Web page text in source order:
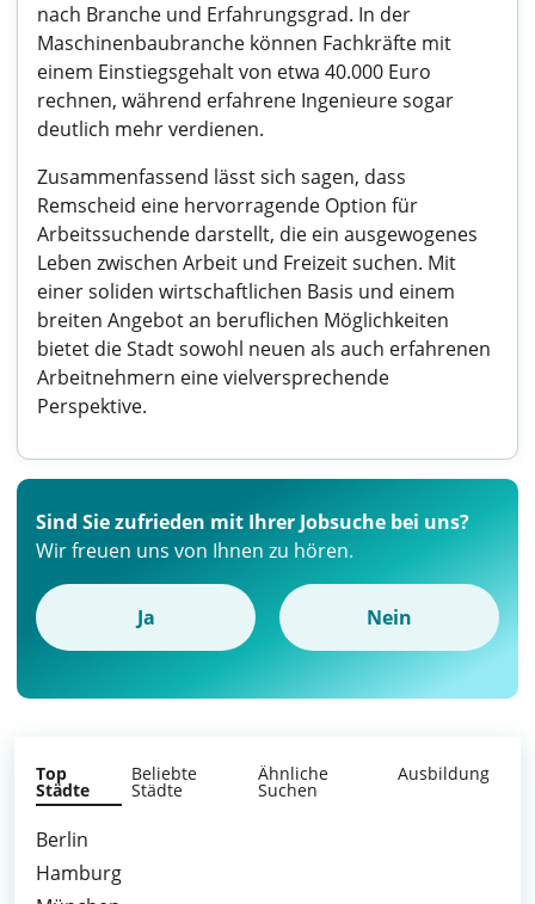
nach Branche und Erfahrungsgrad. In der
Maschinenbaubranche können Fachkräfte mit
einem Einstiegsgehalt von etwa 40.000 Euro
rechnen, während erfahrene Ingenieure sogar
deutlich mehr verdienen.
Zusammenfassend lässt sich sagen, dass
Remscheid eine hervorragende Option für
Arbeitssuchende darstellt, die ein ausgewogenes
Leben zwischen Arbeit und Freizeit suchen. Mit
einer soliden wirtschaftlichen Basis und einem
breiten Angebot an beruflichen Möglichkeiten
bietet die Stadt sowohl neuen als auch erfahrenen
Arbeitnehmern eine vielversprechende
Perspektive.
Sind Sie zufrieden mit Ihrer Jobsuche bei uns?
Wir freuen uns von Ihnen zu hören.
Ja Nein
Top
Städte
Beliebte
Städte
Ähnliche
Suchen
Ausbildung
Berlin
Hamburg